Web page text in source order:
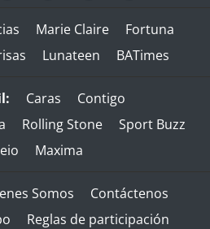
Marie Claire
Fortuna
Lunateen BATimes
Caras
Contigo
Rolling Stone
Sport Buzz
Maxima
Somos
Contáctenos
Reglas de participación